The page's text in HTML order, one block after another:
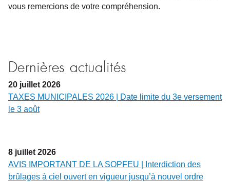
vous remercions de votre compréhension.
Dernières actualités
20 juillet 2026
TAXES MUNICIPALES 2026 | Date limite du 3e versement
le 3 août
8 juillet 2026
AVIS IMPORTANT DE LA SOPFEU | Interdiction des
brûlages à ciel ouvert en vigueur jusqu’à nouvel ordre